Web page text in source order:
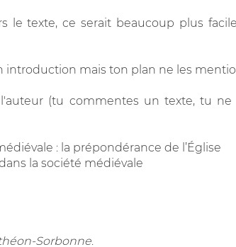
le texte, ce serait beaucoup plus
introduction mais ton plan ne les
(tu commentes un texte, tu ne
: la prépondérance de l’Église
la société médiévale
Sorbonne.